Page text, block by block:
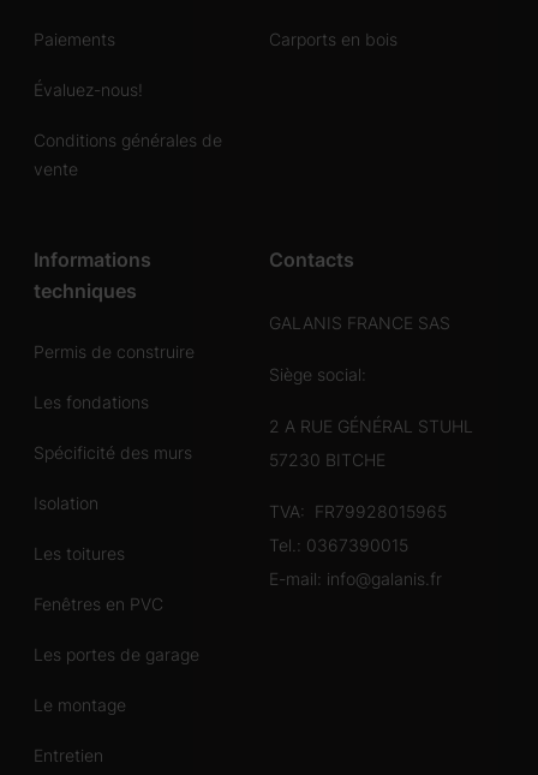
Paiements
Évaluez-nous!
Conditions générales de
vente
Carports en bois
Informations
techniques
Permis de construire
Les fondations
Spécificité des murs
Isolation
Les toitures
Fenêtres en PVC
Les portes de garage
Le montage
Entretien
Contacts
GALANIS FRANCE SAS
Siège social:
2 A RUE GÉNÉRAL STUHL
57230 BITCHE
TVA: FR79928015965
Tel.: 0367390015
E-mail: info@galanis.fr